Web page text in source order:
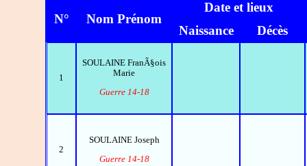
N° Nom Prénom
Date et lieux
Naissance
Décès
1
SOULAINE FranÃ§ois
Marie
Guerre 14-18
2
SOULAINE Joseph
Guerre 14-18